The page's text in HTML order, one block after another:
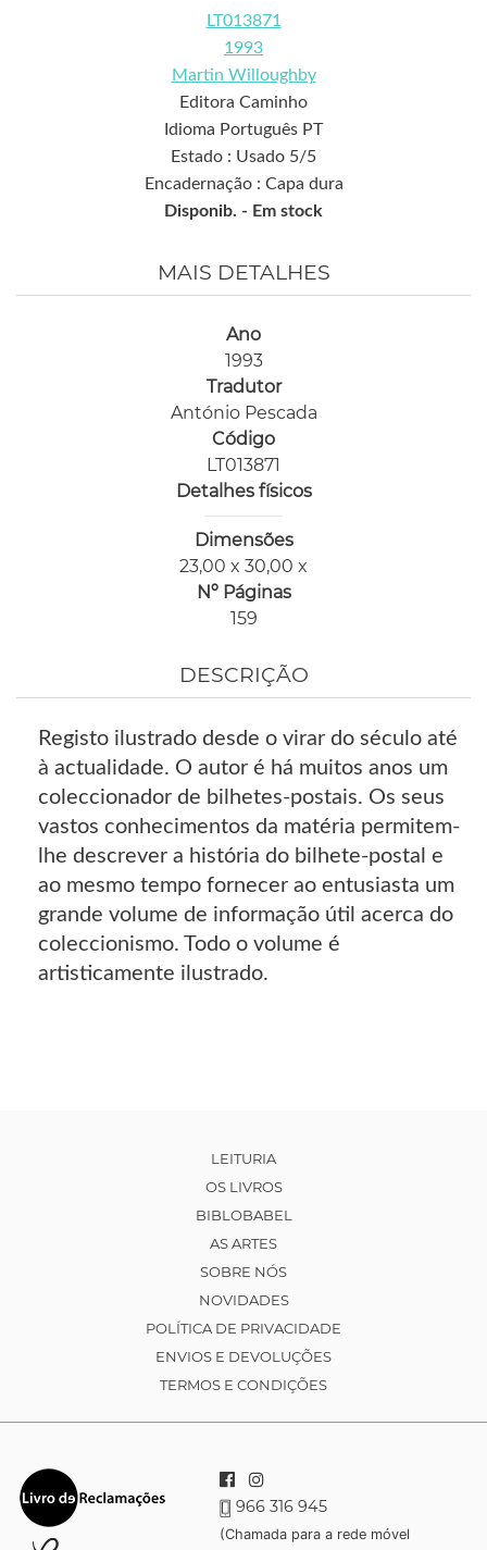
LT013871
1993
Martin Willoughby
Editora Caminho
Idioma Português PT
Estado : Usado 5/5
Encadernação : Capa dura
Disponib. - Em stock
MAIS DETALHES
Ano
1993
Tradutor
António Pescada
Código
LT013871
Detalhes físicos
Dimensões
23,00 x 30,00 x
Nº Páginas
159
DESCRIÇÃO
Registo ilustrado desde o virar do século até
à actualidade. O autor é há muitos anos um
coleccionador de bilhetes-postais. Os seus
vastos conhecimentos da matéria permitem-
lhe descrever a história do bilhete-postal e
ao mesmo tempo fornecer ao entusiasta um
grande volume de informação útil acerca do
coleccionismo. Todo o volume é
artisticamente ilustrado.
LEITURIA
OS LIVROS
BIBLOBABEL
AS ARTES
SOBRE NÓS
NOVIDADES
POLÍTICA DE PRIVACIDADE
ENVIOS E DEVOLUÇÕES
TERMOS E CONDIÇÕES
966 316 945
(Chamada para a rede móvel